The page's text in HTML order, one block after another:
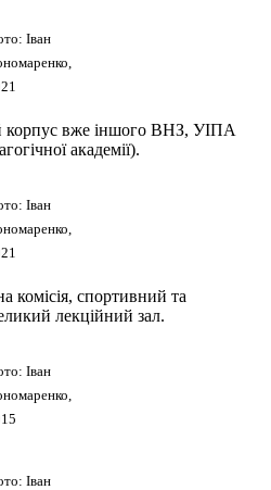
Іван
корпус вже іншого ВНЗ, УІПА
академії).
Іван
комісія, спортивний та
лекційний зал.
Іван
Іван